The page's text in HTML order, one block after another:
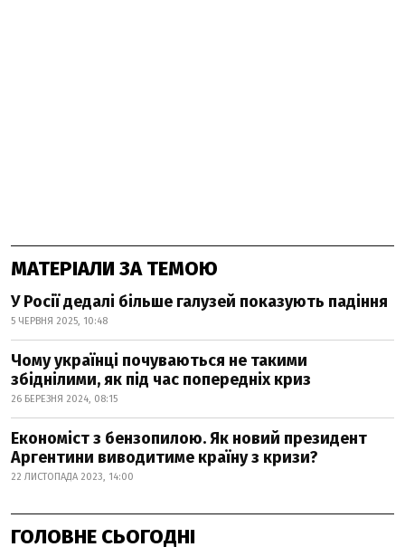
МАТЕРІАЛИ ЗА ТЕМОЮ
У Росії дедалі більше галузей показують падіння
5 ЧЕРВНЯ 2025, 10:48
Чому українці почуваються не такими
збіднілими, як під час попередніх криз
26 БЕРЕЗНЯ 2024, 08:15
Економіст з бензопилою. Як новий президент
Аргентини виводитиме країну з кризи?
22 ЛИСТОПАДА 2023, 14:00
ГОЛОВНЕ СЬОГОДНІ